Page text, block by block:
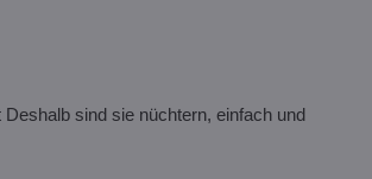
sind sie nüchtern, einfach und